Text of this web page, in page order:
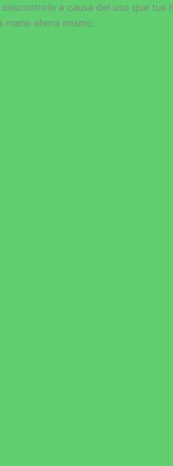
a causa del uso que
mano ahora mismo.